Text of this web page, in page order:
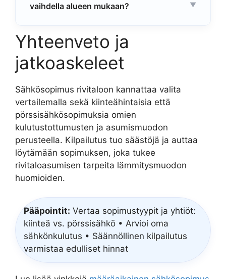
vaihdella alueen mukaan?
Yhteenveto ja
jatkoaskeleet
Sähkösopimus rivitaloon kannattaa valita
vertailemalla sekä kiinteähintaisia että
pörssisähkösopimuksia omien
kulutustottumusten ja asumismuodon
perusteella. Kilpailutus tuo säästöjä ja auttaa
löytämään sopimuksen, joka tukee
rivitaloasumisen tarpeita lämmitysmuodon
huomioiden.
Pääpointit: Vertaa sopimustyypit ja yhtiöt:
kiinteä vs. pörssisähkö • Arvioi oma
sähkönkulutus • Säännöllinen kilpailutus
varmistaa edulliset hinnat